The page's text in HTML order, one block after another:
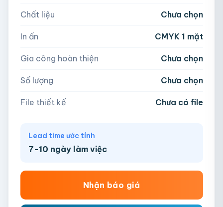
Hoặc nhập số lượng:
− + hộp
AI, PDF, EPS, PSD, PNG, JPG (tối đa 50MB)
Chất liệu Chưa chọn
In ấn CMYK 1 mặt
Gia công hoàn thiện Chưa chọn
Số lượng Chưa chọn
File thiết kế Chưa có file
Lead time ước tính
7-10 ngày làm việc
Nhận báo giá